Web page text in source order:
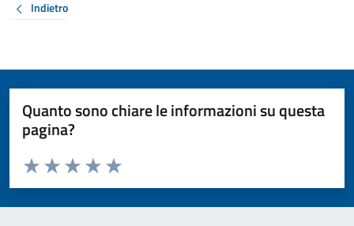
Indietro
Quanto sono chiare le informazioni su questa
pagina?
Valuta da 1 a 5 stelle la pagina
Valuta 5 stelle su 5
Valuta 4 stelle su 5
Valuta 3 stelle su 5
Valuta 2 stelle su 5
Valuta 1 stelle su 5